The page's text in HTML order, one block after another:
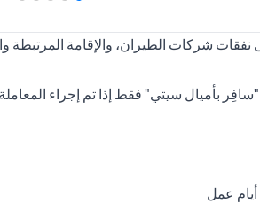
بأميال سيتي" فقط إذا تم إجراء